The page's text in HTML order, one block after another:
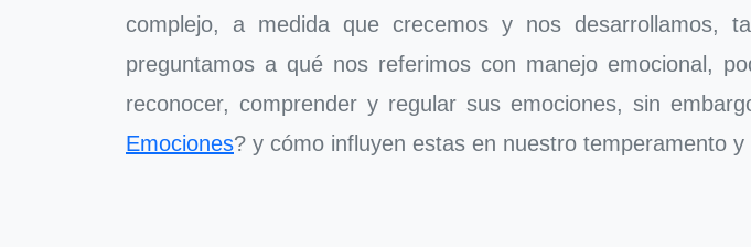
complejo, a medida que crecemos y nos desarrollamos,
preguntamos a qué nos referimos con manejo emocional,
reconocer, comprender y regular sus emociones, sin
Emociones? y cómo influyen estas en nuestro temperamento